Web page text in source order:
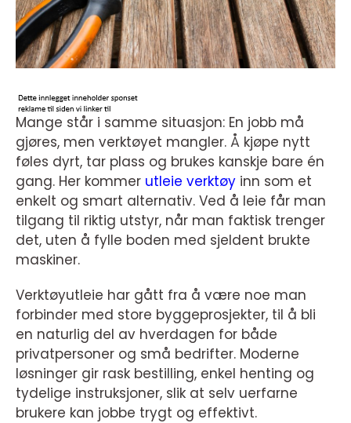
Mange står i samme situasjon: En jobb må
gjøres, men verktøyet mangler. Å kjøpe nytt
føles dyrt, tar plass og brukes kanskje bare én
gang. Her kommer utleie verktøy inn som et
enkelt og smart alternativ. Ved å leie får man
tilgang til riktig utstyr, når man faktisk trenger
det, uten å fylle boden med sjeldent brukte
maskiner.
Verktøyutleie har gått fra å være noe man
forbinder med store byggeprosjekter, til å bli
en naturlig del av hverdagen for både
privatpersoner og små bedrifter. Moderne
løsninger gir rask bestilling, enkel henting og
tydelige instruksjoner, slik at selv uerfarne
brukere kan jobbe trygt og effektivt.